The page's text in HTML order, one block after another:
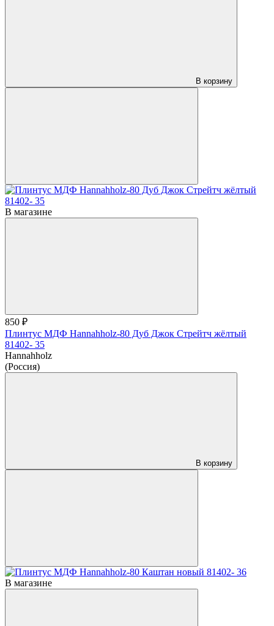
В корзину
В магазине
850 ₽
Плинтус МДФ Hannahholz-80 Дуб Джок Стрейтч жёлтый
81402- 35
Hannahholz
(Россия)
В корзину
В магазине